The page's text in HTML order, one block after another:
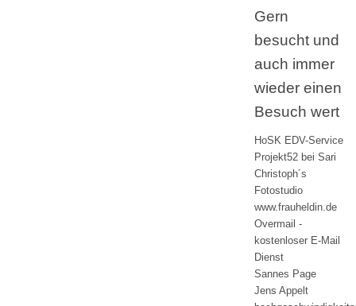
Gern
besucht und
auch immer
wieder einen
Besuch wert
HoSK EDV-Service
Projekt52 bei Sari
Christoph´s
Fotostudio
www.frauheldin.de
Overmail -
kostenloser E-Mail
Dienst
Sannes Page
Jens Appelt